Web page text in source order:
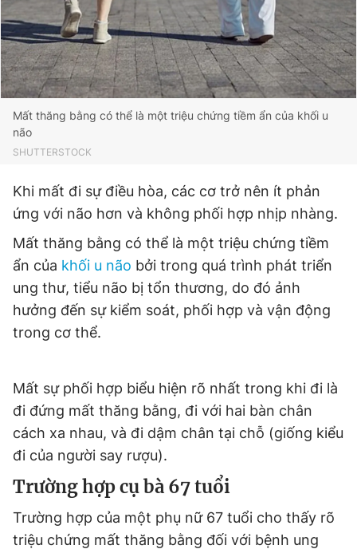
Giấy phép xuất bản số 110/GP - BTTTT cấp ngày 24.3.2020
© 2003-2026 Bản quyền thuộc về Báo Thanh Niên. Cấm sao
chép dưới mọi hình thức nếu không có sự chấp thuận bằng văn
bản. Phát triển bởi ePi Technologies, JSC.
Mất thăng bằng có thể là một triệu chứng tiềm ẩn của khối u
não
SHUTTERSTOCK
Khi mất đi sự điều hòa, các cơ trở nên ít phản
ứng với não hơn và không phối hợp nhịp nhàng.
Mất thăng bằng có thể là một triệu chứng tiềm
ẩn của khối u não bởi trong quá trình phát triển
ung thư, tiểu não bị tổn thương, do đó ảnh
hưởng đến sự kiểm soát, phối hợp và vận động
trong cơ thể.
Mất sự phối hợp biểu hiện rõ nhất trong khi đi là
đi đứng mất thăng bằng, đi với hai bàn chân
cách xa nhau, và đi dậm chân tại chỗ (giống kiểu
đi của người say rượu).
Trường hợp cụ bà 67 tuổi
Trường hợp của một phụ nữ 67 tuổi cho thấy rõ
triệu chứng mất thăng bằng đối với bệnh ung